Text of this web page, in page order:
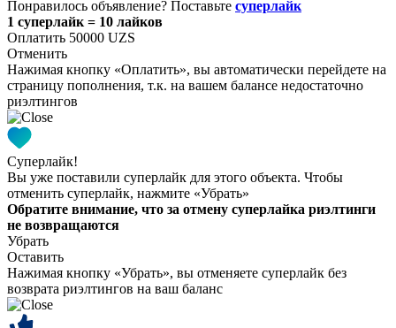
Понравилось объявление? Поставьте суперлайк
1 суперлайк = 10 лайков
Оплатить 50000 UZS
Отменить
Нажимая кнопку «Оплатить», вы автоматически перейдете на
страницу пополнения, т.к. на вашем балансе недостаточно
риэлтингов
Суперлайк!
Вы уже поставили суперлайк для этого объекта. Чтобы
отменить суперлайк, нажмите «Убрать»
Обратите внимание, что за отмену суперлайка риэлтинги
не возвращаются
Убрать
Оставить
Нажимая кнопку «Убрать», вы отменяете суперлайк без
возврата риэлтингов на ваш баланс